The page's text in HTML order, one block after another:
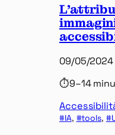
09/05/2024
⏱9–14
IA, tools,